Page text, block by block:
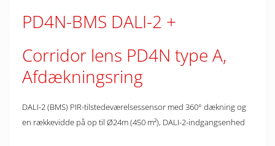
PD4N-BMS DALI-2
Corridor lens PD4N type A,
Afdækningsring
DALI-2 (BMS) PIR-tilstedeværelsessensor med 360° dækning og
en rækkevidde på op til Ø24m (450 m²), DALI-2-indgangsenhed